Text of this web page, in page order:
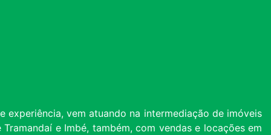
experiência, vem atuando na intermediação de imóveis
e Imbé, também, com vendas e locações em